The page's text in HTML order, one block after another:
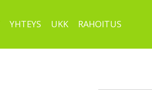
YHTEYS UKK RAHOITUS